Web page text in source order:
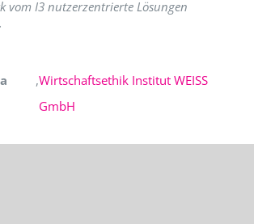
vom I3 nutzerzentrierte Lösungen
,Wirtschaftsethik Institut WEISS
GmbH